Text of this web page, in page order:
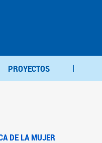
PROYECTOS
DE LA MUJER